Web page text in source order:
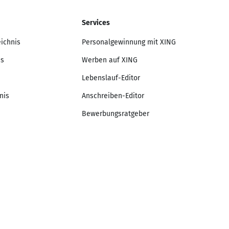
Services
Personalgewinnung mit XING
Werben auf XING
Lebenslauf-Editor
Anschreiben-Editor
Bewerbungsratgeber